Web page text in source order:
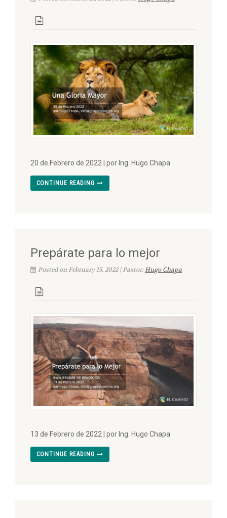
20 de Febrero de 2022 | por Ing. Hugo Chapa
CONTINUE READING
Prepárate para lo mejor
Posted on February 15, 2022 | Pastor:Hugo Chapa
13 de Febrero de 2022 | por Ing. Hugo Chapa
CONTINUE READING